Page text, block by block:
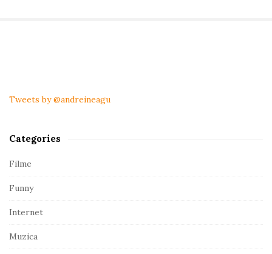
i
b
a
Tweets by @andreineagu
Categories
Filme
Funny
Internet
Muzica